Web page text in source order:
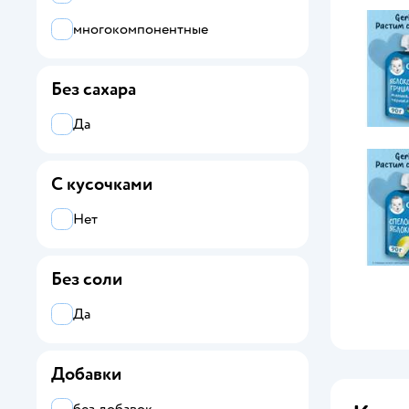
Топтышка
Фруто
ФрутоНяня
многокомпонентные
Без сахара
Да
С кусочками
Нет
Без соли
Да
Добавки